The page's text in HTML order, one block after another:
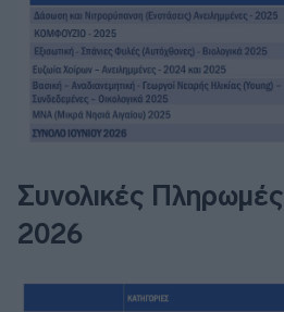
Συνολικές
2026